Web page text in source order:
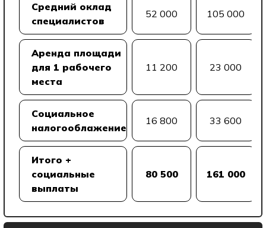
Средний оклад
специалистов
52 000 105 000
Аренда площади
для 1 рабочего
места
11 200 23 000
Социальное
налогооблажение
16 800 33 600
Итого +
социальные
выплаты
80 500 161 000